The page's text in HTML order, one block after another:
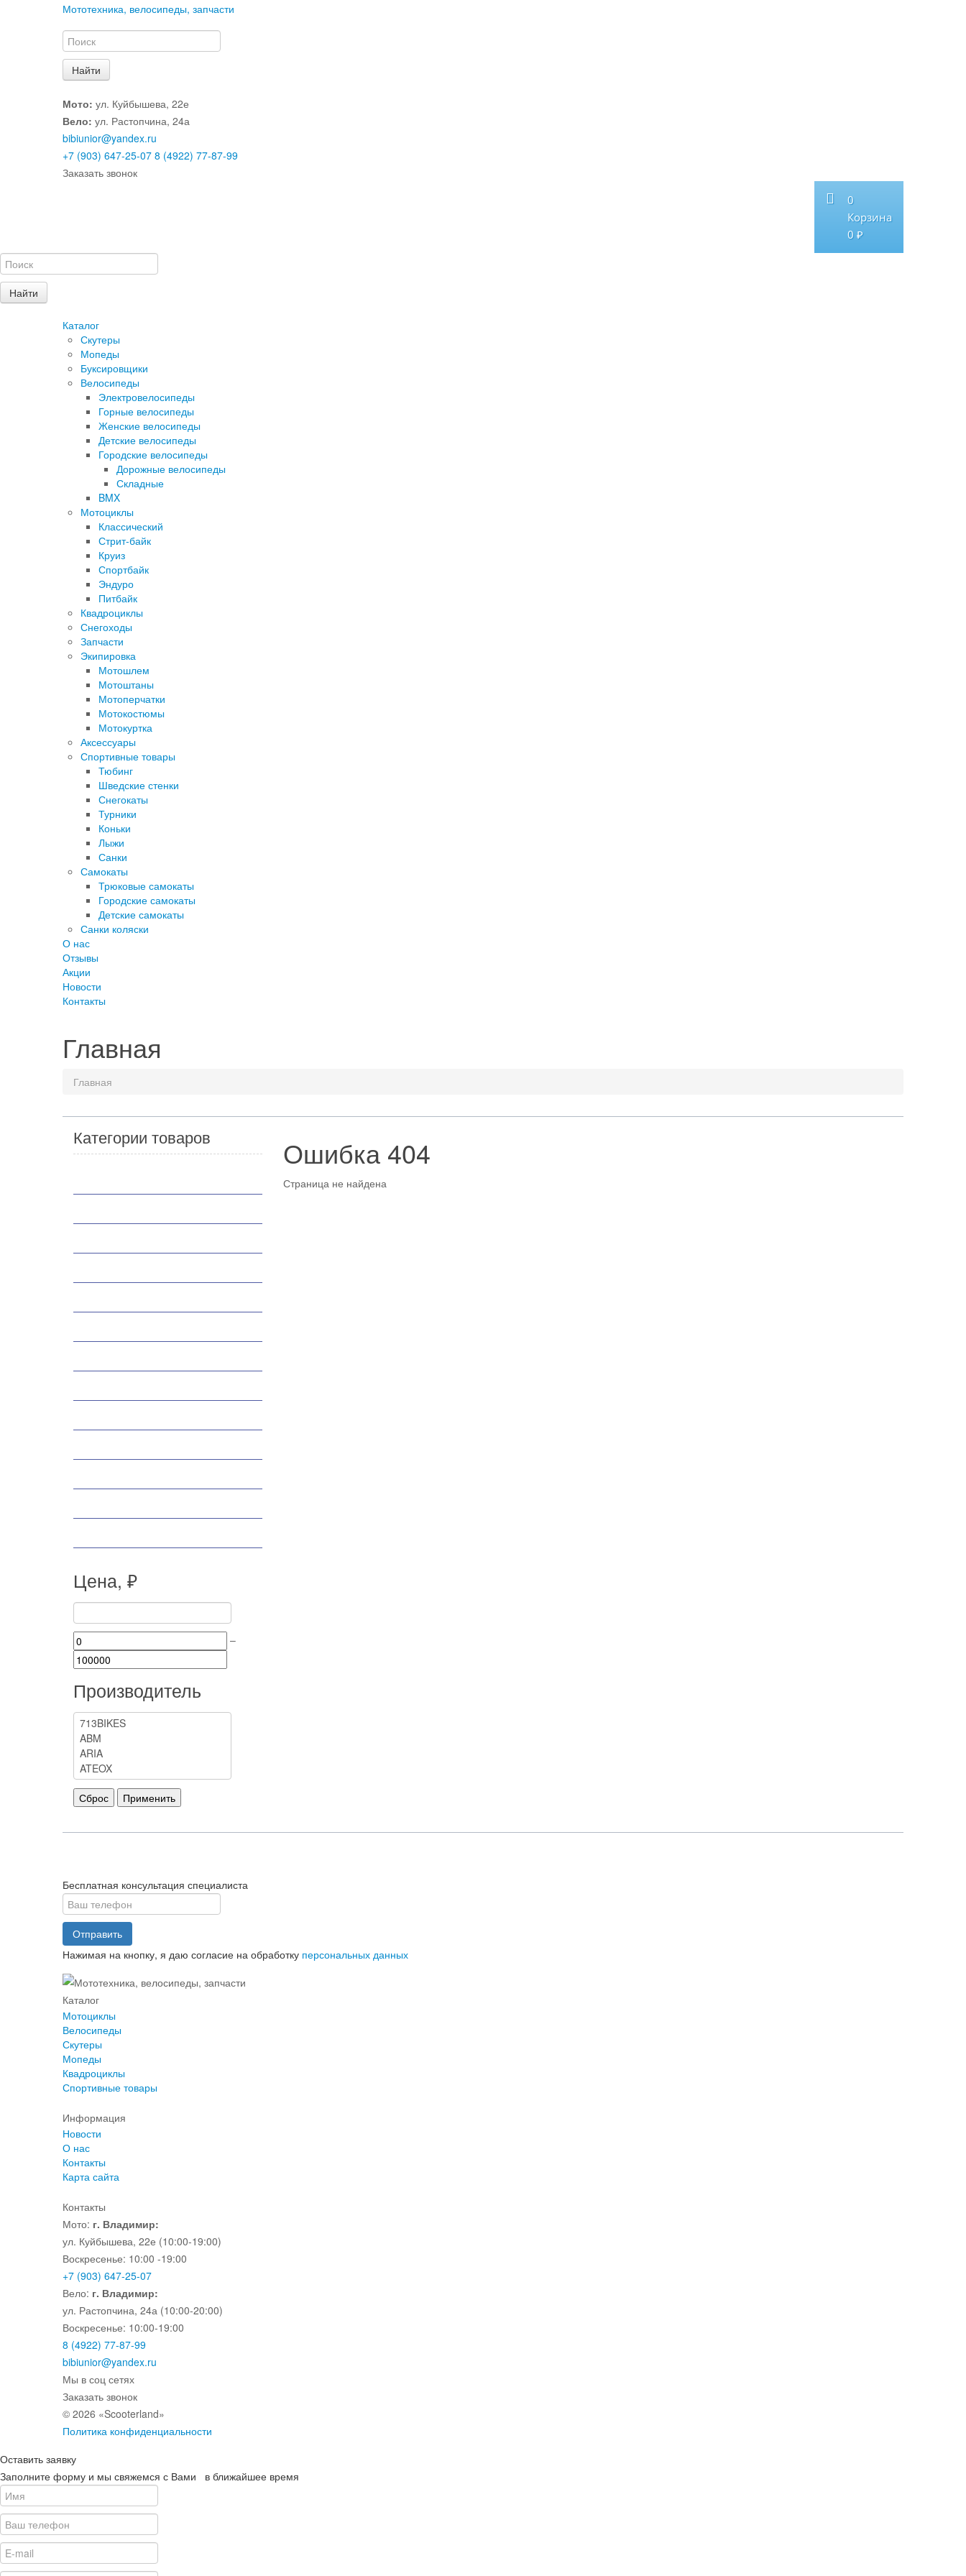
Мототехника, велосипеды, запчасти
Мото: ул. Куйбышева, 22е
Вело: ул. Растопчина, 24а
bibiunior@yandex.ru
+7 (903) 647-25-07 8 (4922) 77-87-99
Заказать звонок
0
Корзина
0 ₽
Каталог
Скутеры
Мопеды
Буксировщики
Велосипеды
Электровелосипеды
Горные велосипеды
Женские велосипеды
Детские велосипеды
Городские велосипеды
Дорожные велосипеды
Складные
BMX
Мотоциклы
Классический
Стрит-байк
Круиз
Спортбайк
Эндуро
Питбайк
Квадроциклы
Снегоходы
Запчасти
Экипировка
Мотошлем
Мотоштаны
Мотоперчатки
Мотокостюмы
Мотокуртка
Аксессуары
Спортивные товары
Тюбинг
Шведские стенки
Снегокаты
Турники
Коньки
Лыжи
Санки
Самокаты
Трюковые самокаты
Городские самокаты
Детские самокаты
Санки коляски
О нас
Отзывы
Акции
Новости
Контакты
Главная
Главная
Ошибка 404
Страница не найдена
Категории товаров
Цена, ₽
–
Производитель
Бесплатная консультация специалиста
Отправить
Нажимая на кнопку, я даю согласие на обработку персональных данных
Каталог
Мотоциклы
Велосипеды
Скутеры
Мопеды
Квадроциклы
Спортивные товары
Информация
Новости
О нас
Контакты
Карта сайта
Контакты
Мото: г. Владимир:
ул. Куйбышева, 22е (10:00-19:00)
Воскресенье: 10:00 -19:00
+7 (903) 647-25-07
Вело: г. Владимир:
ул. Растопчина, 24а (10:00-20:00)
Воскресенье: 10:00-19:00
8 (4922) 77-87-99
bibiunior@yandex.ru
Мы в соц сетях
Заказать звонок
© 2026 «Scooterland»
Политика конфиденциальности
Оставить заявку
Заполните форму и мы свяжемся с Вами в ближайшее время